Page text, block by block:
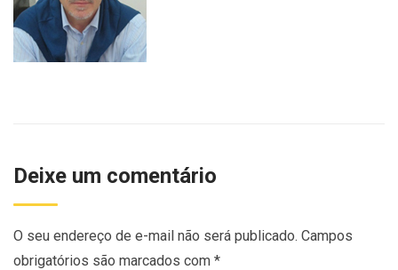
Deixe um comentário
O seu endereço de e-mail não será publicado. Campos
obrigatórios são marcados com *